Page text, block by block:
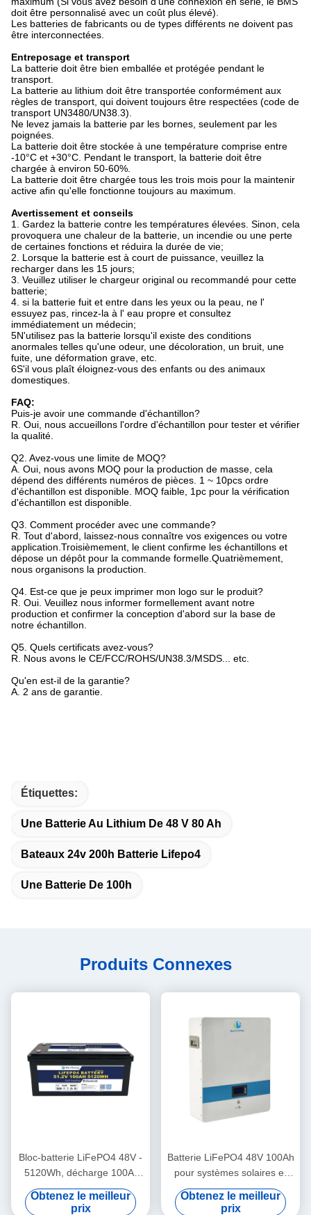
doit être personnalisé avec un coût plus élevé).
Les batteries de fabricants ou de types différents ne doivent pas
être interconnectées.
Entreposage et transport
La batterie doit être bien emballée et protégée pendant le
transport.
La batterie au lithium doit être transportée conformément aux
règles de transport, qui doivent toujours être respectées (code de
transport UN3480/UN38.3).
Ne levez jamais la batterie par les bornes, seulement par les
poignées.
La batterie doit être stockée à une température comprise entre
-10°C et +30°C. Pendant le transport, la batterie doit être
chargée à environ 50-60%.
La batterie doit être chargée tous les trois mois pour la maintenir
active afin qu'elle fonctionne toujours au maximum.
Avertissement et conseils
1. Gardez la batterie contre les températures élevées. Sinon, cela
provoquera une chaleur de la batterie, un incendie ou une perte
de certaines fonctions et réduira la durée de vie;
2. Lorsque la batterie est à court de puissance, veuillez la
recharger dans les 15 jours;
3. Veuillez utiliser le chargeur original ou recommandé pour cette
batterie;
4. si la batterie fuit et entre dans les yeux ou la peau, ne l'
essuyez pas, rincez-la à l' eau propre et consultez
immédiatement un médecin;
5N'utilisez pas la batterie lorsqu'il existe des conditions
anormales telles qu'une odeur, une décoloration, un bruit, une
fuite, une déformation grave, etc.
6S'il vous plaît éloignez-vous des enfants ou des animaux
domestiques.
FAQ:
Puis-je avoir une commande d'échantillon?
R. Oui, nous accueillons l'ordre d'échantillon pour tester et vérifier
la qualité.
Q2. Avez-vous une limite de MOQ?
A. Oui, nous avons MOQ pour la production de masse, cela
dépend des différents numéros de pièces. 1 ~ 10pcs ordre
d'échantillon est disponible. MOQ faible, 1pc pour la vérification
d'échantillon est disponible.
Q3. Comment procéder avec une commande?
R. Tout d'abord, laissez-nous connaître vos exigences ou votre
application.Troisièmement, le client confirme les échantillons et
dépose un dépôt pour la commande formelle.Quatrièmement,
nous organisons la production.
Q4. Est-ce que je peux imprimer mon logo sur le produit?
R. Oui. Veuillez nous informer formellement avant notre
production et confirmer la conception d'abord sur la base de
notre échantillon.
Q5. Quels certificats avez-vous?
R. Nous avons le CE/FCC/ROHS/UN38.3/MSDS... etc.
Qu'en est-il de la garantie?
A. 2 ans de garantie.
Étiquettes:
Une Batterie Au Lithium De 48 V 80 Ah
Bateaux 24v 200h Batterie Lifepo4
Une Batterie De 100h
Produits Connexes
Bloc-batterie LiFePO4 48V -
5120Wh, décharge 100A,
boîtier IP65
Obtenez le meilleur
prix
Batterie LiFePO4 48V 100Ah
pour systèmes solaires et
hors réseau
Obtenez le meilleur
prix